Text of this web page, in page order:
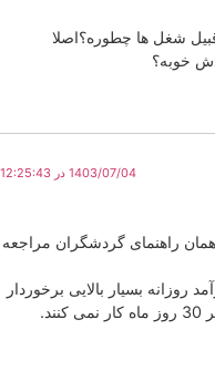
شغل ها چطوره؟اصلا
خوبه؟
1403/07/04 در 12:25:43
همان راهنمای گردشگران مراجعه
روزانه بسیار بالایی برخوردار